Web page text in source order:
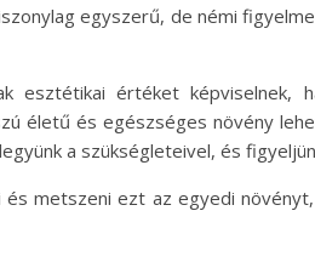
egyszerű, de némi
esztétikai értéket képviselnek,
életű és egészséges növény
a szükségleteivel, és
metszeni ezt az egyedi